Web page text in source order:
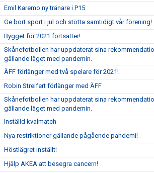
Emil Karemo ny tränare i P15
Ge bort sport i jul och stötta samtidigt vår förening!
Bygget för 2021 fortsätter!
Skånefotbollen har uppdaterat sina
gällande läget med pandemin.
ÄFF förlänger med två spelare för 2021!
Robin Streifert förlänger med ÄFF
Skånefotbollen har uppdaterat sina
gällande läget med pandemin.
Inställd kvalmatch
Nya restriktioner gällande pågående pandemi!
Höstlägret inställt!
Hjälp AKEA att besegra cancern!